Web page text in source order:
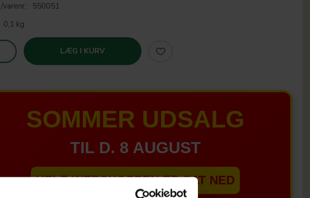
550051
0,1 kg
LÆG I KURV
SOMMER UDSALG
TIL D. 8 AUGUST
HELE WEBSHOPPEN ER SAT NED